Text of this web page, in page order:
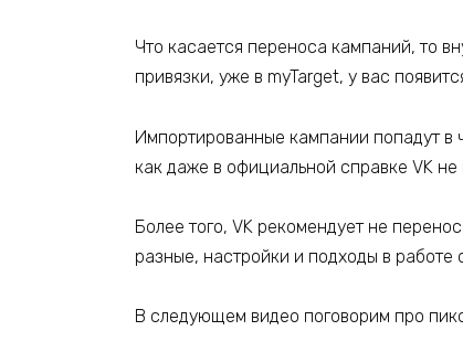
Что касается переноса кампаний, то
привязки, уже в myTarget, у вас
Импортированные кампании попадут в
как даже в официальной справке VK
Более того, VK рекомендует не
разные, настройки и подходы в работе
В следующем видео поговорим про